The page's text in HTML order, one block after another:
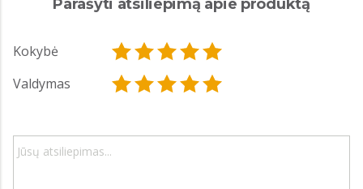
Parašyti atsiliepimą apie produktą
Kokybė
Valdymas